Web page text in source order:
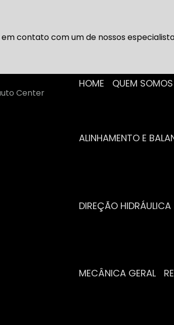
contato com um de nossos
HOME
QUEM SOMOS
ALINHAMENTO E
DIREÇÃO HIDRÁULICA
MECÂNICA GERAL